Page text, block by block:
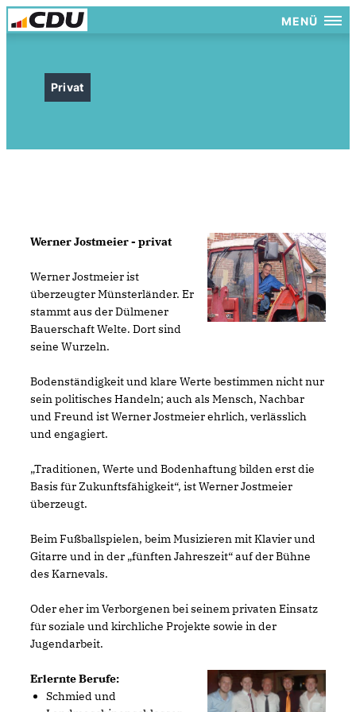
MENÜ
Privat
Werner Jostmeier - privat
Werner Jostmeier ist
überzeugter Münsterländer. Er
stammt aus der Dülmener
Bauerschaft Welte. Dort sind
seine Wurzeln.
Bodenständigkeit und klare Werte bestimmen nicht nur
sein politisches Handeln; auch als Mensch, Nachbar
und Freund ist Werner Jostmeier ehrlich, verlässlich
und engagiert.
Traditionen, Werte und Bodenhaftung bilden erst die
Basis für Zukunftsfähigkeit“, ist Werner Jostmeier
überzeugt.
Beim Fußballspielen, beim Musizieren mit Klavier und
Gitarre und in der „fünften Jahreszeit“ auf der Bühne
des Karnevals.
Oder eher im Verborgenen bei seinem privaten Einsatz
für soziale und kirchliche Projekte sowie in der
Jugendarbeit.
Erlernte Berufe:
Schmied und